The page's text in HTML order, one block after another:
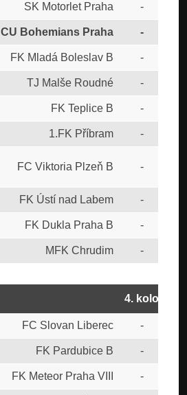
SK Motorlet Praha -
CU Bohemians Praha -
FK Mladá Boleslav B -
TJ Malše Roudné -
FK Teplice B -
1.FK Příbram -
FC Viktoria Plzeň B -
FK Ústí nad Labem -
FK Dukla Praha B -
MFK Chrudim -
4. kolo
FC Slovan Liberec -
FK Pardubice B -
FK Meteor Praha VIII -